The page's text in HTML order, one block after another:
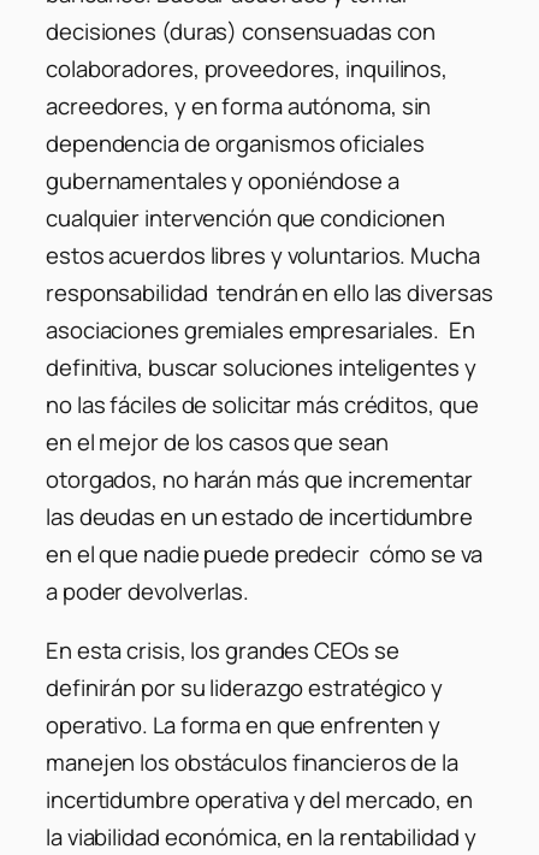
decisiones (duras) consensuadas con
colaboradores, proveedores, inquilinos,
acreedores, y en forma autónoma, sin
dependencia de organismos oficiales
gubernamentales y oponiéndose a
cualquier intervención que condicionen
estos acuerdos libres y voluntarios. Mucha
responsabilidad tendrán en ello las diversas
asociaciones gremiales empresariales. En
definitiva, buscar soluciones inteligentes y
no las fáciles de solicitar más créditos, que
en el mejor de los casos que sean
otorgados, no harán más que incrementar
las deudas en un estado de incertidumbre
en el que nadie puede predecir cómo se va
a poder devolverlas.
En esta crisis, los grandes CEOs se
definirán por su liderazgo estratégico y
operativo. La forma en que enfrenten y
manejen los obstáculos financieros de la
incertidumbre operativa y del mercado, en
la viabilidad económica, en la rentabilidad y